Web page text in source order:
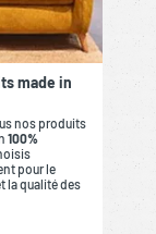
made in
nos produits
100%
pour le
la qualité des